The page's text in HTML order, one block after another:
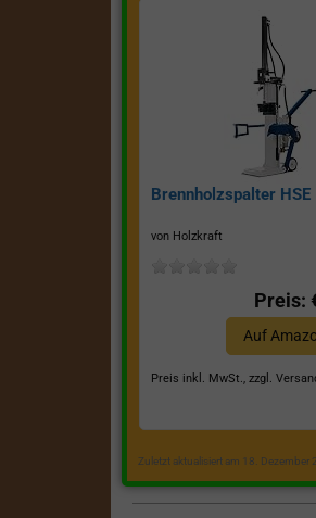
Brennholzspalter
von Holzkraft
Preis:
Auf
Preis inkl. MwSt., zzgl.
Zuletzt aktualisiert am 18. Dezember